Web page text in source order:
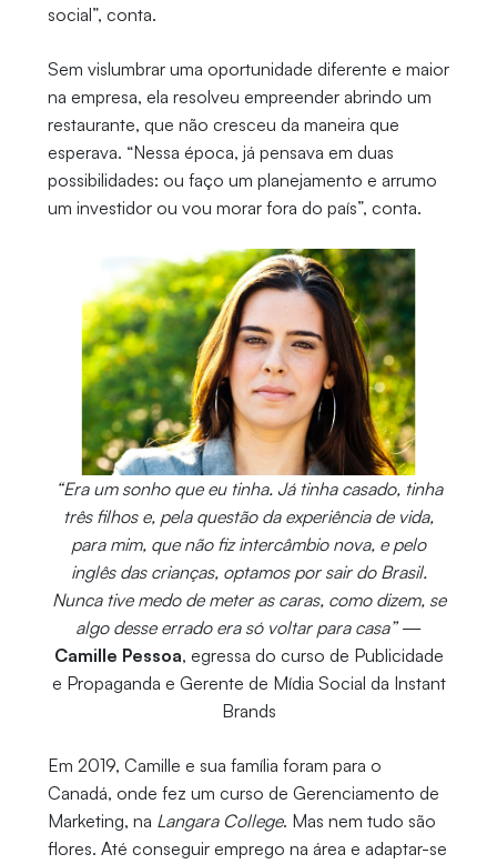
social”, conta.
Sem vislumbrar uma oportunidade diferente e maior
na empresa, ela resolveu empreender abrindo um
restaurante, que não cresceu da maneira que
esperava. “Nessa época, já pensava em duas
possibilidades: ou faço um planejamento e arrumo
um investidor ou vou morar fora do país”, conta.
“Era um sonho que eu tinha. Já tinha casado, tinha
três filhos e, pela questão da experiência de vida,
para mim, que não fiz intercâmbio nova, e pelo
inglês das crianças, optamos por sair do Brasil.
Nunca tive medo de meter as caras, como dizem, se
algo desse errado era só voltar para casa”—
Camille Pessoa, egressa do curso de Publicidade
e Propaganda e Gerente de Mídia Social da Instant
Brands
Em 2019, Camille e sua família foram para o
Canadá, onde fez um curso de Gerenciamento de
Marketing, na Langara College. Mas nem tudo são
flores. Até conseguir emprego na área e adaptar-se